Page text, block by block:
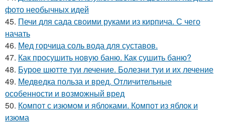
фото необычных идей
45. Печи для сада своими руками из кирпича. С чего
начать
46. Мед горчица соль вода для суставов.
47. Как просушить новую баню. Как сушить баню?
48. Бурое шютте туи лечение. Болезни туи и их лечение
49. Медведка польза и вред. Отличительные
особенности и возможный вред
50. Компот с изюмом и яблоками. Компот из яблок и
изюма